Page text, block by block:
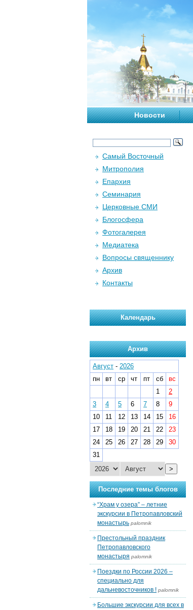
Новости
Самый Восточный
Митрополия
Епархия
Семинария
Церковные СМИ
Блогосфера
Фотогалерея
Медиатека
Вопросы священнику
Архив
Контакты
Календарь
Архив
Август - 2026
пн
вт ср чт пт сб
вс
1
2
3
4 5 6 7 8
9
10
11 12 13 14 15
16
17
18 19 20 21 22
23
24
25 26 27 28 29
30
31
>
Последние темы блогов
“Храм у озера” – летние
экскурсии в Петропавловский
монастырь palomnik
Престольный праздник
Петропавловского
монастыря palomnik
Поездки по России 2026 –
специально для
дальневосточников ! palomnik
Большие экскурсии для всех в